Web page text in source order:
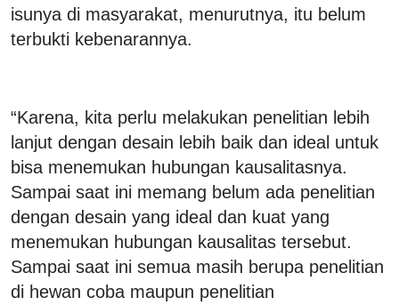
isunya di masyarakat, menurutnya, itu belum
terbukti kebenarannya.
“Karena, kita perlu melakukan penelitian lebih
lanjut dengan desain lebih baik dan ideal untuk
bisa menemukan hubungan kausalitasnya.
Sampai saat ini memang belum ada penelitian
dengan desain yang ideal dan kuat yang
menemukan hubungan kausalitas tersebut.
Sampai saat ini semua masih berupa penelitian
di hewan coba maupun penelitian